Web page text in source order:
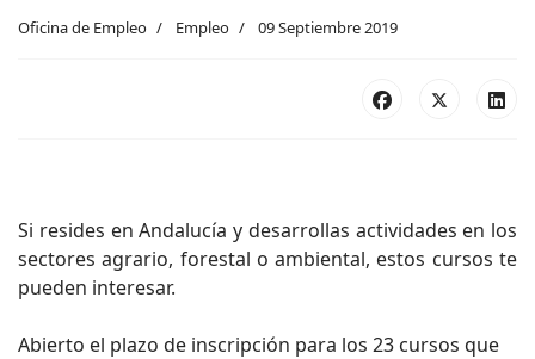
Oficina de Empleo Empleo 09 Septiembre 2019
Si resides en Andalucía y desarrollas actividades en los
sectores agrario, forestal o ambiental, estos cursos te
pueden interesar.
Abierto el plazo de inscripción para los 23 cursos que